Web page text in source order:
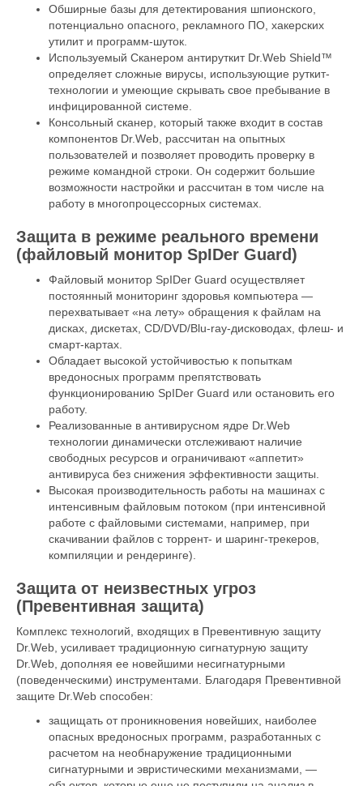
Обширные базы для детектирования шпионского,
потенциально опасного, рекламного ПО, хакерских
утилит и программ-шуток.
Используемый Сканером антируткит Dr.Web Shield™
определяет сложные вирусы, использующие руткит-
технологии и умеющие скрывать свое пребывание в
инфицированной системе.
Консольный сканер, который также входит в состав
компонентов Dr.Web, рассчитан на опытных
пользователей и позволяет проводить проверку в
режиме командной строки. Он содержит большие
возможности настройки и рассчитан в том числе на
работу в многопроцессорных системах.
Защита в режиме реального времени
(файловый монитор SpIDer Guard)
Файловый монитор SpIDer Guard осуществляет
постоянный мониторинг здоровья компьютера —
перехватывает «на лету» обращения к файлам на
дисках, дискетах, CD/DVD/Blu-ray-дисководах, флеш- и
смарт-картах.
Обладает высокой устойчивостью к попыткам
вредоносных программ препятствовать
функционированию SpIDer Guard или остановить его
работу.
Реализованные в антивирусном ядре Dr.Web
технологии динамически отслеживают наличие
свободных ресурсов и ограничивают «аппетит»
антивируса без снижения эффективности защиты.
Высокая производительность работы на машинах с
интенсивным файловым потоком (при интенсивной
работе с файловыми системами, например, при
скачивании файлов с торрент- и шаринг-трекеров,
компиляции и рендеринге).
Защита от неизвестных угроз
(Превентивная защита)
Комплекс технологий, входящих в Превентивную защиту
Dr.Web, усиливает традиционную сигнатурную защиту
Dr.Web, дополняя ее новейшими несигнатурными
(поведенческими) инструментами. Благодаря Превентивной
защите Dr.Web способен:
защищать от проникновения новейших, наиболее
опасных вредоносных программ, разработанных с
расчетом на необнаружение традиционными
сигнатурными и эвристическими механизмами, —